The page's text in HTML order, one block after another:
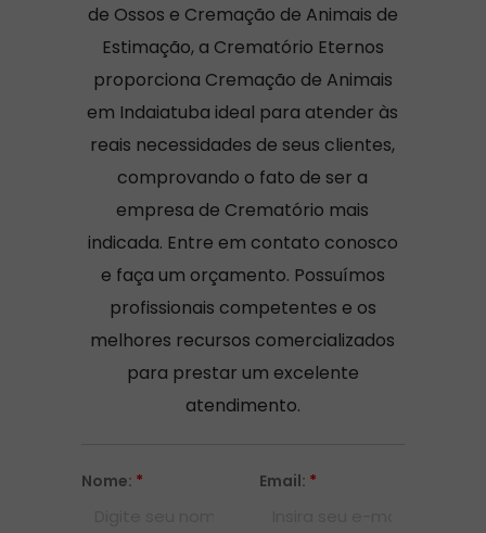
de Ossos e Cremação de Animais de
Estimação, a Crematório Eternos
proporciona Cremação de Animais
em Indaiatuba ideal para atender às
reais necessidades de seus clientes,
comprovando o fato de ser a
empresa de Crematório mais
indicada. Entre em contato conosco
e faça um orçamento. Possuímos
profissionais competentes e os
melhores recursos comercializados
para prestar um excelente
atendimento.
Nome: * Email: *